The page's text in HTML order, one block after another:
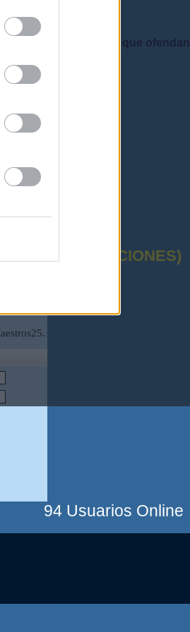
se admiten mensajes que ofendan
(OPOSICIONES)